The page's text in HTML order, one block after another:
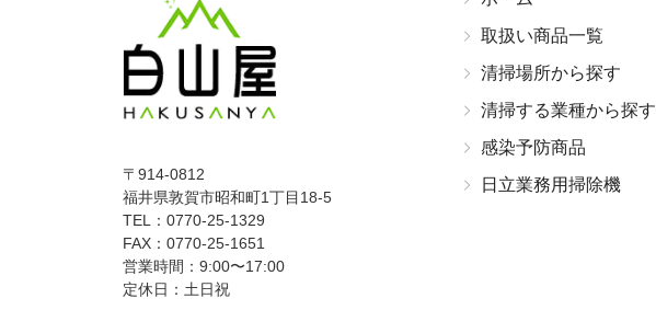
〒914-0812
福井県敦賀市昭和町1丁目18-5
TEL：0770-25-1329
FAX：0770-25-1651
営業時間：9:00〜17:00
定休日：土日祝
取扱い商品一覧
清掃場所から探す
清掃する業種から探す
感染予防商品
日立業務用掃除機